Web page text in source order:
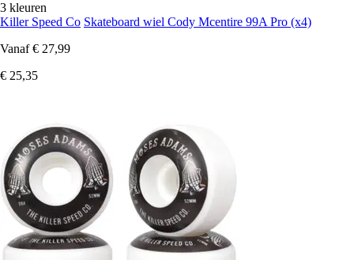
3 kleuren
Killer Speed Co Skateboard wiel Cody Mcentire 99A Pro (x4)
Vanaf € 27,99
€ 25,35